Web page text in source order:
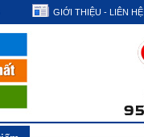
GIỚI THIỆU - LIÊN HỆ